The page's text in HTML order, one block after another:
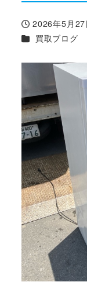
投稿日
2026年5月27
カテゴリー
買取ブログ